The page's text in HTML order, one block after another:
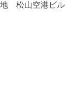
地 松山空港ビル